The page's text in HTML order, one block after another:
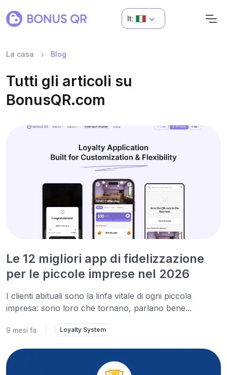
It:
La casa Blog
Tutti gli articoli su
BonusQR.com
Le 12 migliori app di fidelizzazione
per le piccole imprese nel 2026
I clienti abituali sono la linfa vitale di ogni piccola
impresa: sono loro che tornano, parlano bene...
9 mesi fa Loyalty System